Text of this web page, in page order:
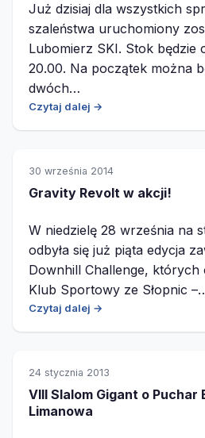
Już dzisiaj dla wszystkich
szaleństwa uruchomiony
Lubomierz SKI. Stok będzie
20.00. Na początek można
dwóch…
Czytaj dalej →
30 września 2014
Gravity Revolt w akcji!
W niedzielę 28 września na
odbyła się już piąta edycja
Downhill Challenge, których
Klub Sportowy ze Słopnic
Czytaj dalej →
24 stycznia 2013
VIII Slalom Gigant o
Limanowa